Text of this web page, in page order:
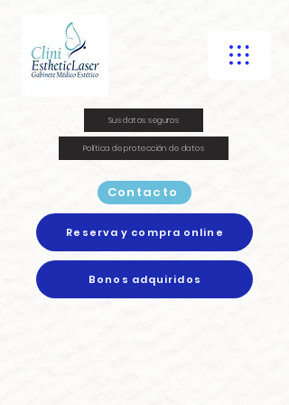
Contacto
Sus datos seguros
Política de protección de datos
Reserva y compra online
Bonos adquiridos